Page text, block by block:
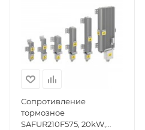
Сопротивление
тормозное
SAFUR210F575, 20kW,